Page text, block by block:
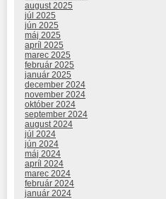
august 2025
júl 2025
jún 2025
máj 2025
apríl 2025
marec 2025
február 2025
január 2025
december 2024
november 2024
október 2024
september 2024
august 2024
júl 2024
jún 2024
máj 2024
apríl 2024
marec 2024
február 2024
január 2024